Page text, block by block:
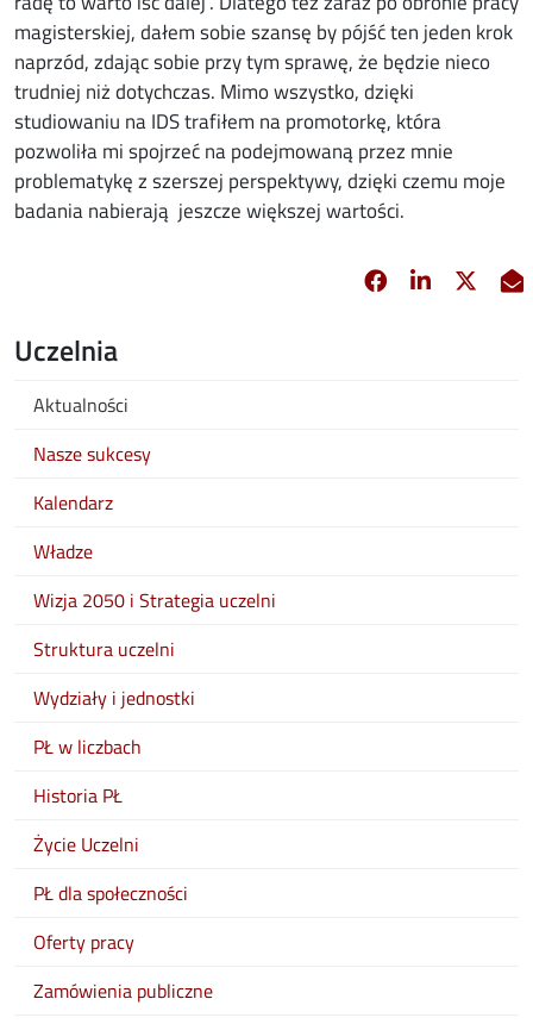
magisterskiej, dałem sobie szansę by pójść ten jeden krok
naprzód, zdając sobie przy tym sprawę, że będzie nieco
trudniej niż dotychczas. Mimo wszystko, dzięki
studiowaniu na IDS trafiłem na promotorkę, która
pozwoliła mi spojrzeć na podejmowaną przez mnie
problematykę z szerszej perspektywy, dzięki czemu moje
badania nabierają jeszcze większej wartości.
Facebook
opens in new
Linkedin
opens in
X
Uczelnia
Aktualności
Nasze sukcesy
Kalendarz
Władze
Wizja 2050 i Strategia uczelni
Struktura uczelni
Wydziały i jednostki
PŁ w liczbach
Historia PŁ
Życie Uczelni
PŁ dla społeczności
Oferty pracy
Zamówienia publiczne